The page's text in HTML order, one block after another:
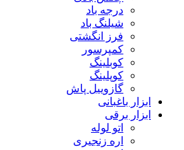
درجه باد
شیلنگ باد
فرز انگشتی
کمپرسور
کوبلینگ
کوپلینگ
گازوییل پاش
ابزار باغبانی
ابزار برقی
اتو لوله
اره زنجیری